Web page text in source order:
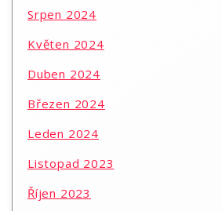
Srpen 2024
Květen 2024
Duben 2024
Březen 2024
Leden 2024
Listopad 2023
Říjen 2023